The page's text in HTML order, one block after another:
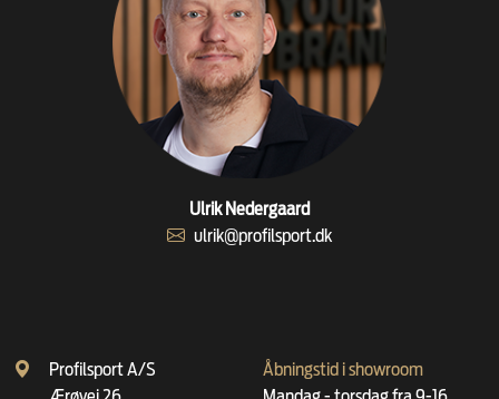
Ulrik Nedergaard
ulrik@profilsport.dk
Profilsport A/S
Åbningstid i showroom